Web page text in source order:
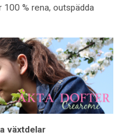
100 % rena, outspädda
växtdelar